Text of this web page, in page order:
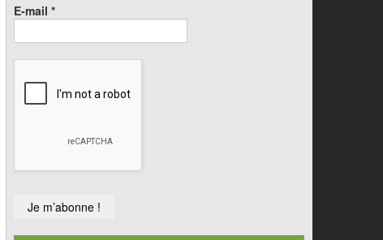
E-mail *